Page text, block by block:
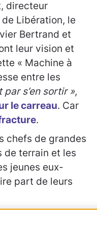
directeur
Libération, le
Bertrand et
leur vision et
« Machine à
entre les
s’en sortir »,
le carreau. Car
.
chefs de grandes
de terrain et les
jeunes eux-
part de leurs
pas ce que